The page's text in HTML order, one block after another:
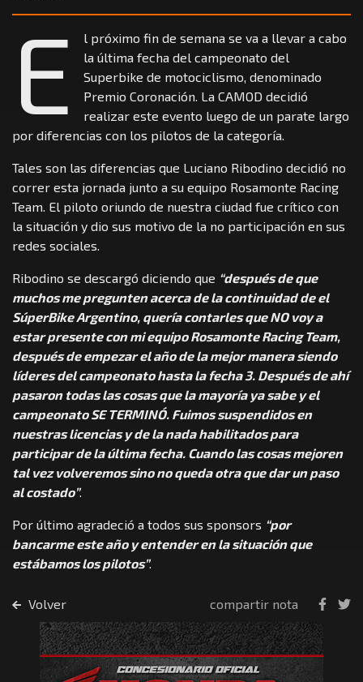
E
l próximo fin de semana se va a llevar a cabo
la última fecha del campeonato del
Superbike de motociclismo, denominado
Premio Coronación. La CAMOD decidió
realizar este evento luego de un parate largo
por diferencias con los pilotos de la categoría.
Tales son las diferencias que Luciano Ribodino decidió no
correr esta jornada junto a su equipo Rosamonte Racing
Team. El piloto oriundo de nuestra ciudad fue crítico con
la situación y dio sus motivo de la no participación en sus
redes sociales.
Ribodino se descargó diciendo que “después de que
muchos me pregunten acerca de la continuidad de el
SúperBike Argentino, quería contarles que NO voy a
estar presente con mi equipo Rosamonte Racing Team,
después de empezar el año de la mejor manera siendo
líderes del campeonato hasta la fecha 3. Después de ahí
pasaron todas las cosas que la mayoría ya sabe y el
campeonato SE TERMINÓ. Fuimos suspendidos en
nuestras licencias y de la nada habilitados para
participar de la última fecha. Cuando las cosas mejoren
tal vez volveremos sino no queda otra que dar un paso
al costado”.
Por último agradeció a todos sus sponsors “por
bancarme este año y entender en la situación que
estábamos los pilotos”.
Volver compartir nota